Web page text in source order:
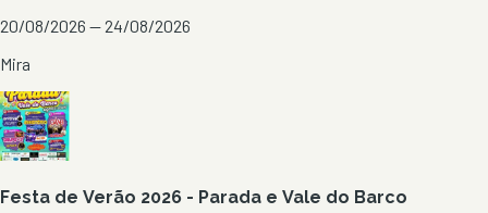
20/08/2026 — 24/08/2026
Mira
Festa de Verão 2026 - Parada e Vale do Barco